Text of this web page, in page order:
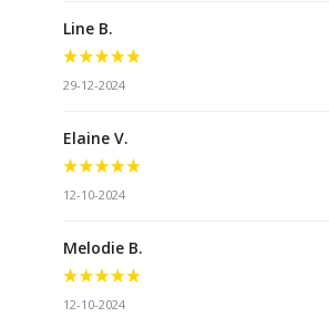
Line B.
29-12-2024
Elaine V.
12-10-2024
Melodie B.
12-10-2024